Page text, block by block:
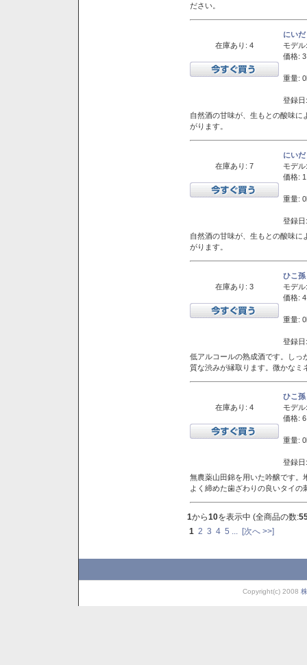
ださい。
在庫あり: 4
にい
モデル:
価格:
重量:
登録
自然酒の甘味が、生もとの酸味
がります。
在庫あり: 7
にい
モデル:
価格:
重量:
登録
自然酒の甘味が、生もとの酸味
がります。
在庫あり: 3
ひこ
モデル:
価格:
重量:
登録
低アルコールの熟成酒です。しっ
質な渋みが縁取ります。微かなミ
在庫あり: 4
ひこ
モデル:
価格:
重量:
登録
無農薬山田錦を用いた吟醸です
よく締めた歯ざわりの良いタイ
1から10を表示中 (全商品の数:
1 2 3 4 5 [次へ >>]
Copyright(c) 2008